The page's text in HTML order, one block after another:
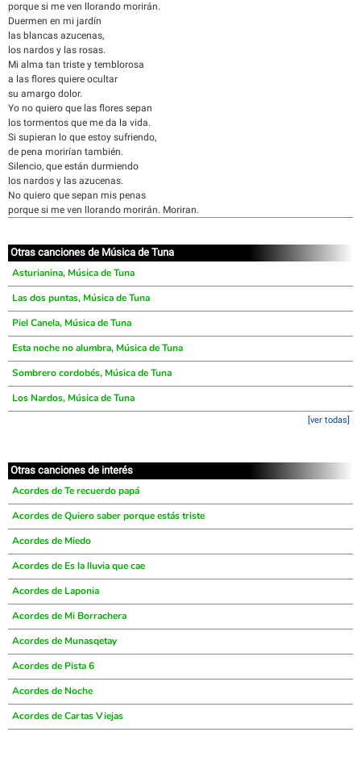
porque si me ven llorando morirán.
Duermen en mi jardín
las blancas azucenas,
los nardos y las rosas.
Mi alma tan triste y temblorosa
a las flores quiere ocultar
su amargo dolor.
Yo no quiero que las flores sepan
los tormentos que me da la vida.
Si supieran lo que estoy sufriendo,
de pena morirían también.
Silencio, que están durmiendo
los nardos y las azucenas.
No quiero que sepan mis penas
porque si me ven llorando morirán. Moriran.
Otras canciones de Música de Tuna
Asturianina, Música de Tuna
Las dos puntas, Música de Tuna
Piel Canela, Música de Tuna
Esta noche no alumbra, Música de Tuna
Sombrero cordobés, Música de Tuna
Los Nardos, Música de Tuna
[ver todas]
Otras canciones de interés
Acordes de Te recuerdo papá
Acordes de Quiero saber porque estás triste
Acordes de Miedo
Acordes de Es la lluvia que cae
Acordes de Laponia
Acordes de Mi Borrachera
Acordes de Munasqetay
Acordes de Pista 6
Acordes de Noche
Acordes de Cartas Viejas